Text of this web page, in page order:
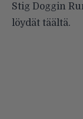
Stig Doggin
löydät täältä.